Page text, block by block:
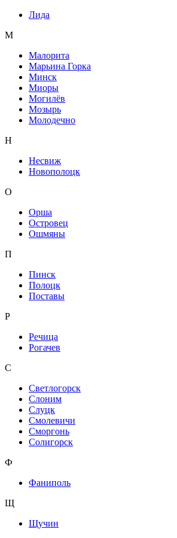
Лида
М
Малорита
Марьина Горка
Минск
Миоры
Могилёв
Мозырь
Молодечно
Н
Несвиж
Новополоцк
О
Орша
Островец
Ошмяны
П
Пинск
Полоцк
Поставы
Р
Речица
Рогачев
С
Светлогорск
Слоним
Слуцк
Смолевичи
Сморгонь
Солигорск
Ф
Фаниполь
Щ
Щучин